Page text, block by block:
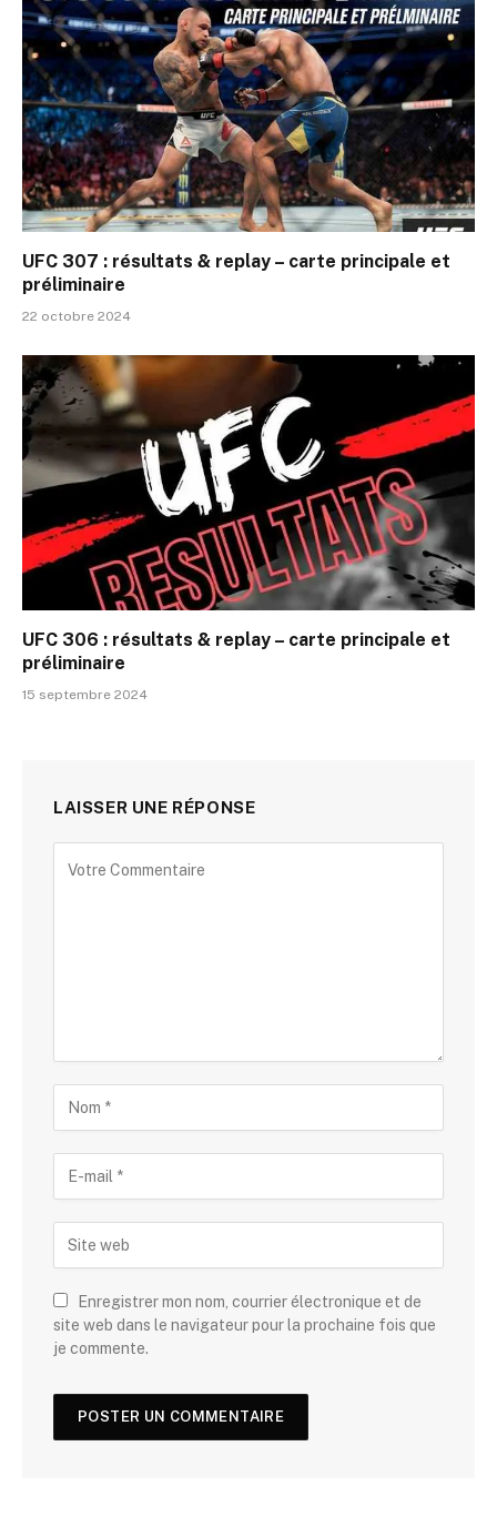
UFC 307 : résultats & replay – carte principale et
préliminaire
22 octobre 2024
UFC 306 : résultats & replay – carte principale et
préliminaire
15 septembre 2024
LAISSER UNE RÉPONSE
Enregistrer mon nom, courrier électronique et de
site web dans le navigateur pour la prochaine fois que
je commente.